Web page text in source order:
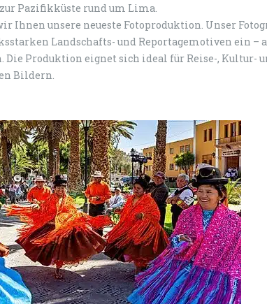
Pazifikküste rund um Lima.
Ihnen unsere neueste Fotoproduktion. Unser
Landschafts- und Reportagemotiven ein –
Die Produktion eignet sich ideal für Reise-, Kultur-
Bildern.